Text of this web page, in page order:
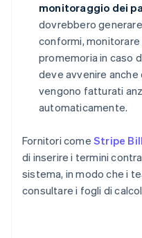
monitoraggio dei
dovrebbero
conformi,
promemoria in caso
deve avvenire
vengono fatturati
automaticamente.
Fornitori come Stripe
di inserire i termini
sistema, in modo che i
consultare i fogli di